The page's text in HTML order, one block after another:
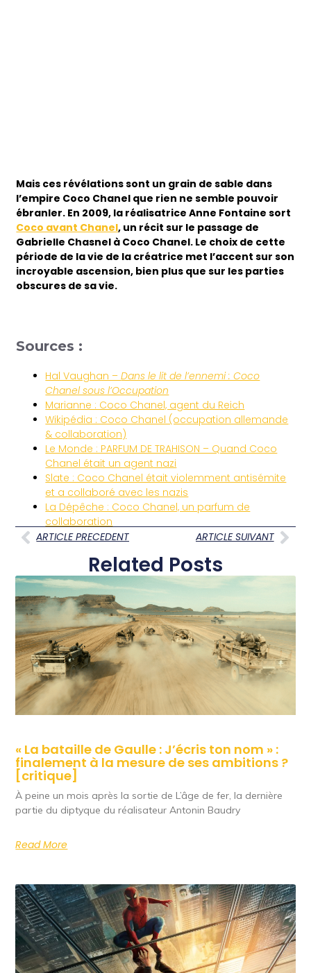
Mais ces révélations sont un grain de sable dans
l’empire Coco Chanel que rien ne semble pouvoir
ébranler. En 2009, la réalisatrice Anne Fontaine sort
Coco avant Chanel, un récit sur le passage de
Gabrielle Chasnel à Coco Chanel. Le choix de cette
période de la vie de la créatrice met l’accent sur son
incroyable ascension, bien plus que sur les parties
obscures de sa vie.
Sources :
Hal Vaughan –Dans le lit de l’ennemi : Coco
Chanel sous l’Occupation
Marianne : Coco Chanel, agent du Reich
Wikipédia : Coco Chanel (occupation allemande
& collaboration)
Le Monde : PARFUM DE TRAHISON – Quand Coco
Chanel était un agent nazi
Slate : Coco Chanel était violemment antisémite
et a collaboré avec les nazis
La Dépêche : Coco Chanel, un parfum de
collaboration
ARTICLE PRECEDENT
ARTICLE SUIVANT
Related Posts
« La bataille de Gaulle : J’écris ton nom » :
finalement à la mesure de ses ambitions ?
[critique]
À peine un mois après la sortie de L’âge de fer, la dernière
partie du diptyque du réalisateur Antonin Baudry
Read More